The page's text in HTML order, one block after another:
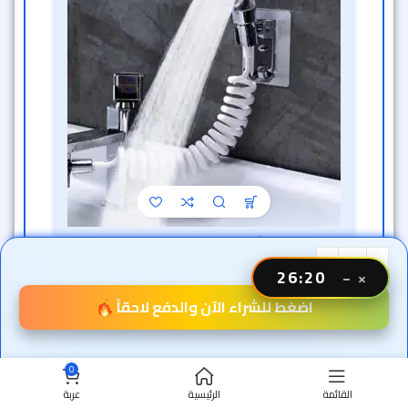
خصم الساعة الذهبيةدش حنفية 2 في 1
المنزل
متوفر الآن
809ج.م
404ج.م
خصم 50% 🔥
اضغط للشراء الآن والدفع لاحقاً
القائمة الرئيسية
0
عربة
×
−
26:18